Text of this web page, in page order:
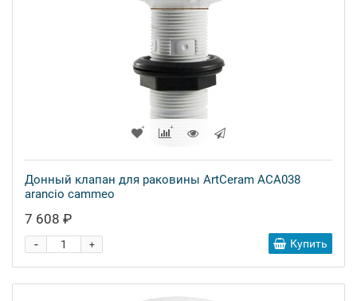
Донный клапан для раковины ArtCeram ACA038
arancio cammeo
7 608 ₽
+
- Купить